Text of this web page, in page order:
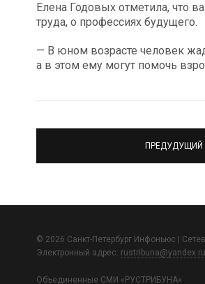
Елена Годовых отметила, что
труда, о профессиях будущего.
— В юном возрасте человек
а в этом ему могут помочь
ПРЕДУДУЩИЙ
© 2026 Санкт-Петербург Инфоньюс |
Электронный адрес: rustribuna@yandex.ru
Объединенные СМИ «РУСТРИБУНА»